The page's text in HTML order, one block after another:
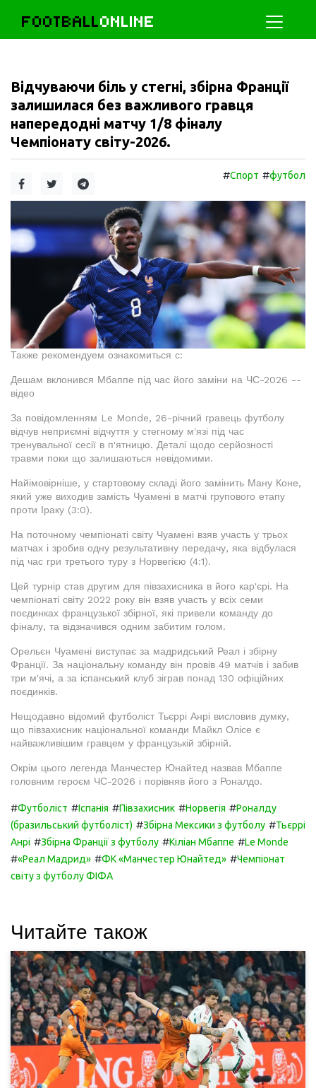
FOOTBALLONLINE
Відчуваючи біль у стегні, збірна Франції
залишилася без важливого гравця
напередодні матчу 1/8 фіналу
Чемпіонату світу-2026.
#Спорт #футбол
Также рекомендуем ознакомиться с:
Дешам вклонився Мбаппе під час його заміни на ЧС-2026 --
відео
За повідомленням Le Monde, 26-річний гравець футболу
відчув неприємні відчуття у стегному м'язі під час
тренувальної сесії в п'ятницю. Деталі щодо серйозності
травми поки що залишаються невідомими.
Найімовірніше, у стартовому складі його замінить Ману Коне,
який уже виходив замість Чуамені в матчі групового етапу
проти Іраку (3:0).
На поточному чемпіонаті світу Чуамені взяв участь у трьох
матчах і зробив одну результативну передачу, яка відбулася
під час гри третього туру з Норвегією (4:1).
Цей турнір став другим для півзахисника в його кар'єрі. На
чемпіонаті світу 2022 року він взяв участь у всіх семи
поєдинках французької збірної, які привели команду до
фіналу, та відзначився одним забитим голом.
Орельєн Чуамені виступає за мадридський Реал і збірну
Франції. За національну команду він провів 49 матчів і забив
три м'ячі, а за іспанський клуб зіграв понад 130 офіційних
поєдинків.
Нещодавно відомий футболіст Тьєррі Анрі висловив думку,
що півзахисник національної команди Майкл Олісе є
найважливішим гравцем у французькій збірній.
Окрім цього легенда Манчестер Юнайтед назвав Мбаппе
головним героєм ЧС-2026 і порівняв його з Роналдо.
#Футболіст #Іспанія #Півзахисник #Норвегія #Роналду
(бразильський футболіст) #Збірна Мексики з футболу #Тьєррі
Анрі #Збірна Франції з футболу #Кіліан Мбаппе #Le Monde
#«Реал Мадрид» #ФК «Манчестер Юнайтед» #Чемпіонат
світу з футболу ФІФА
Читайте також